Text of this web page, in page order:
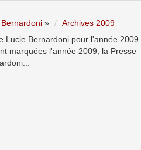
»
Archives 2009
Lucie Bernardoni pour l'année 2009
marquées l'année 2009, la Presse